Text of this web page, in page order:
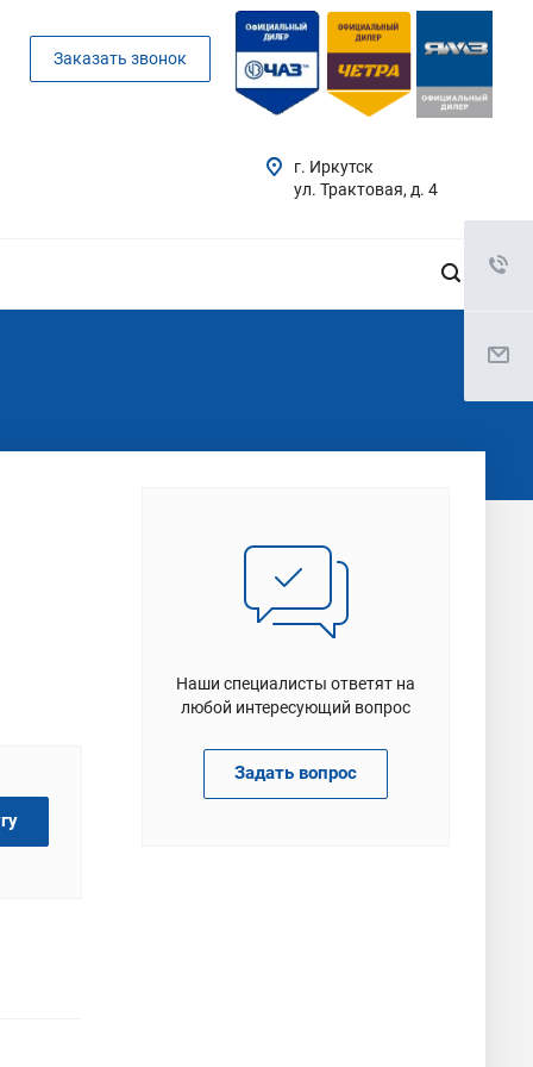
Заказать звонок
г. Иркутск
ул. Трактовая, д. 4
Наши специалисты ответят на
любой интересующий вопрос
Задать вопрос